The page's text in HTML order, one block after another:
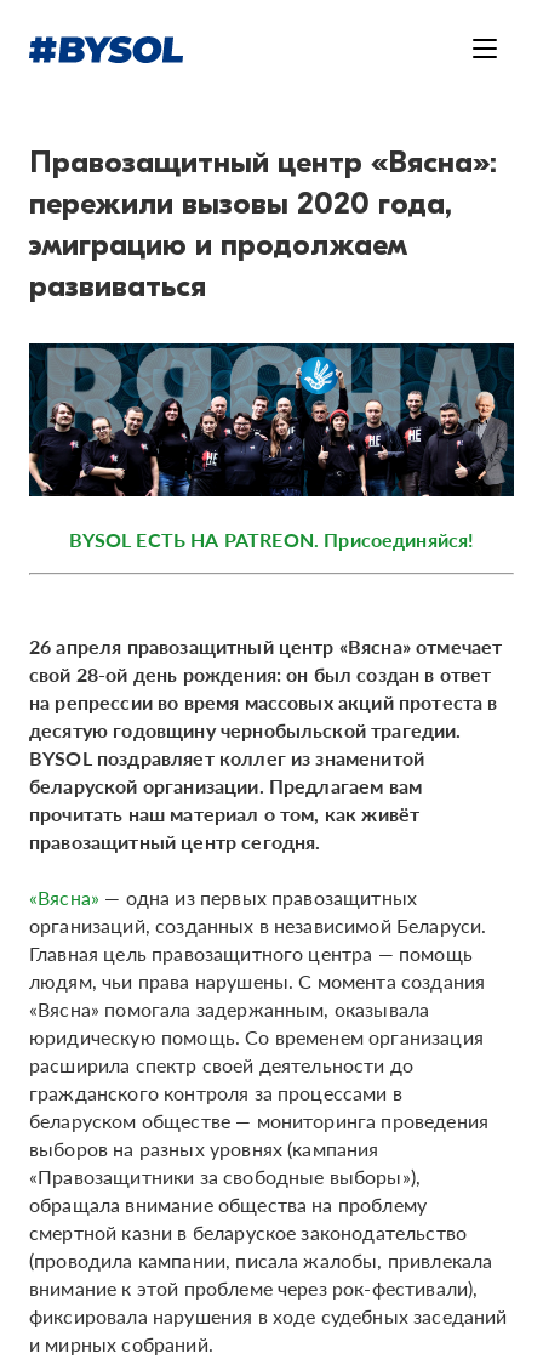
Правозащитный центр «Вясна»:
пережили вызовы 2020 года,
эмиграцию и продолжаем
развиваться
BYSOL ЕСТЬ НА PATREON. Присоединяйся!
26 апреля правозащитный центр «Вясна» отмечает
свой 28-ой день рождения: он был создан в ответ
на репрессии во время массовых акций протеста в
десятую годовщину чернобыльской трагедии.
BYSOL поздравляет коллег из знаменитой
беларуской организации. Предлагаем вам
прочитать наш материал о том, как живёт
правозащитный центр сегодня.
«Вясна» — одна из первых правозащитных
организаций, созданных в независимой Беларуси.
Главная цель правозащитного центра — помощь
людям, чьи права нарушены. С момента создания
«Вясна» помогала задержанным, оказывала
юридическую помощь. Со временем организация
расширила спектр своей деятельности до
гражданского контроля за процессами в
беларуском обществе — мониторинга проведения
выборов на разных уровнях (кампания
«Правозащитники за свободные выборы»),
обращала внимание общества на проблему
смертной казни в беларуское законодательство
(проводила кампании, писала жалобы, привлекала
внимание к этой проблеме через рок-фестивали),
фиксировала нарушения в ходе судебных заседаний
и мирных собраний.